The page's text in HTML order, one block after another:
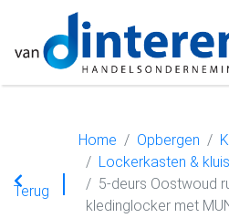
Terug
Home Opbergen
Lockerkasten &
5-deurs Oostwoud
kledinglocker met